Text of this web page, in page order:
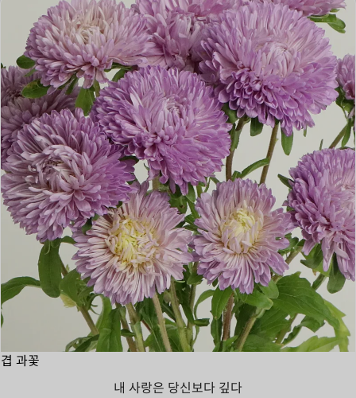
겹 과꽃
내 사랑은 당신보다 깊다